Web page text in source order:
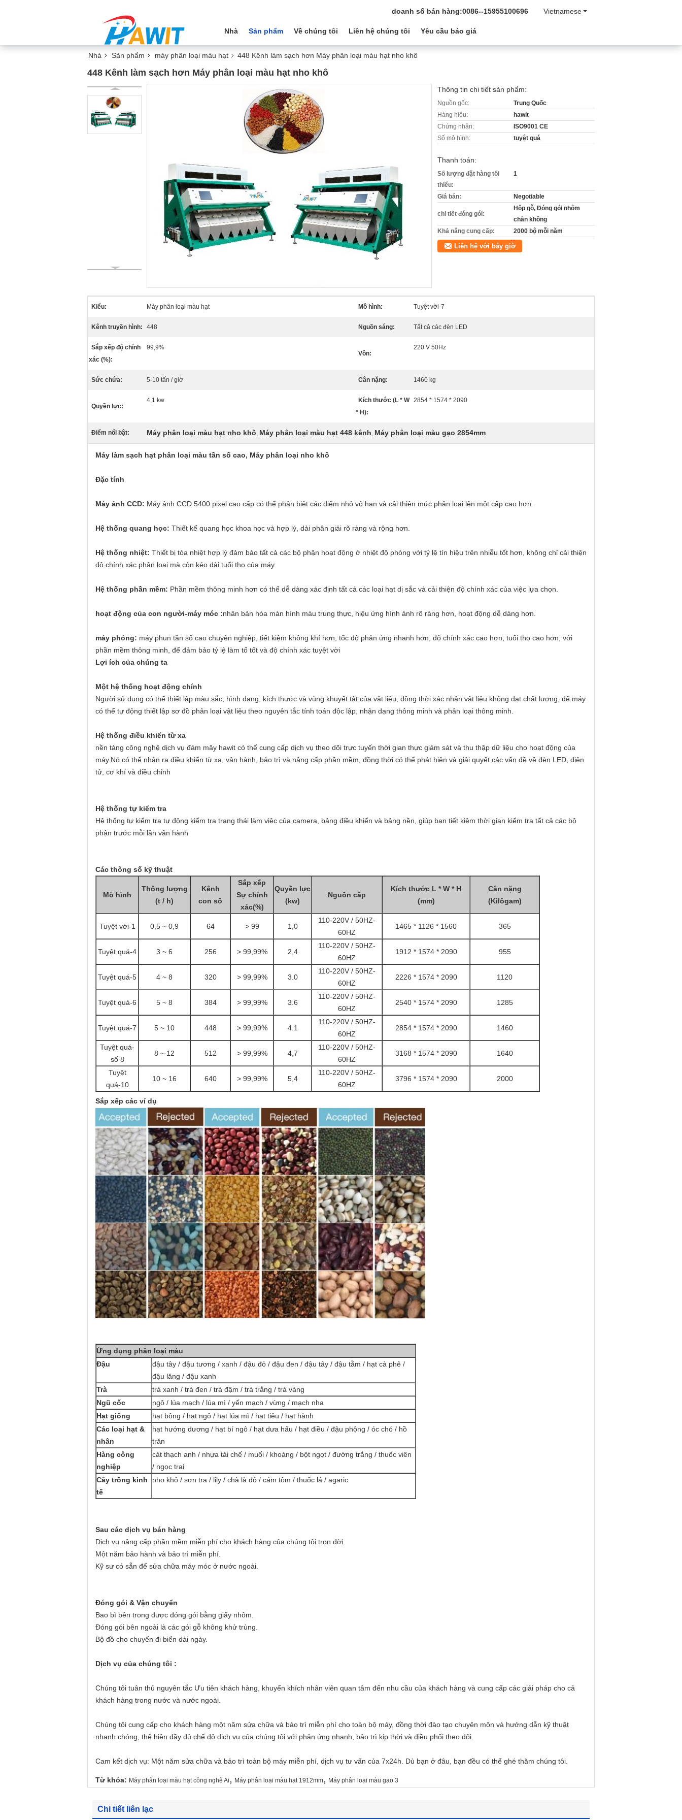
Vietnamese
doanh số bán hàng:0086--15955100696
Nhà Sản phẩm Về chúng tôi Liên hệ chúng tôi Yêu cầu báo giá
Nhà Sản phẩm máy phân loại màu hạt 448 Kênh làm sạch hơn Máy phân loại màu hạt nho khô
448 Kênh làm sạch hơn Máy phân loại màu hạt nho khô
Thông tin chi tiết sản phẩm:
Nguồn gốc:
Trung Quốc
Hàng hiệu:
hawit
Chứng nhận:
ISO9001 CE
Số mô hình:
tuyệt quá
Thanh toán:
Số lượng đặt hàng tối
thiểu:
1
Giá bán: Negotiable
chi tiết đóng gói:
Hộp gỗ, Đóng gói nhôm
chân không
Khả năng cung cấp:
2000 bộ mỗi năm
Liên hệ với bây giờ
Kiểu: Máy phân loại màu hạt Mô hình: Tuyệt vời-7
Kênh truyền hình: 448 Nguồn sáng: Tất cả các đèn LED
Sắp xếp độ chính
xác (%):
99,9%
Vôn:
220 V 50Hz
Sức chứa: 5-10 tấn / giờ Cân nặng: 1460 kg
Quyền lực:
4,1 kw
Kích thước (L * W
* H):
2854 * 1574 * 2090
Điểm nổi bật: Máy phân loại màu hạt nho khô, Máy phân loại màu hạt 448 kênh, Máy phân loại màu gạo 2854mm
Máy làm sạch hạt phân loại màu tần số cao, Máy phân loại nho khô
Đặc tính
Máy ảnh CCD: Máy ảnh CCD 5400 pixel cao cấp có thể phân biệt các điểm nhỏ vô hạn và cải thiện mức phân loại lên một cấp cao hơn.
Hệ thống quang học: Thiết kế quang học khoa học và hợp lý, dải phân giải rõ ràng và rộng hơn.
Hệ thống nhiệt: Thiết bị tỏa nhiệt hợp lý đảm bảo tất cả các bộ phận hoạt động ở nhiệt độ phòng với tỷ lệ tín hiệu trên nhiễu tốt hơn, không chỉ cải thiện
độ chính xác phân loại mà còn kéo dài tuổi thọ của máy.
Hệ thống phần mềm: Phần mềm thông minh hơn có thể dễ dàng xác định tất cả các loại hạt dị sắc và cải thiện độ chính xác của việc lựa chọn.
hoạt động của con người-máy móc :nhân bản hóa màn hình màu trung thực, hiệu ứng hình ảnh rõ ràng hơn, hoạt động dễ dàng hơn.
máy phóng: máy phun tần số cao chuyên nghiệp, tiết kiệm không khí hơn, tốc độ phản ứng nhanh hơn, độ chính xác cao hơn, tuổi thọ cao hơn, với
phần mềm thông minh, để đảm bảo tỷ lệ làm tổ tốt và độ chính xác tuyệt vời
Lợi ích của chúng ta
Một hệ thống hoạt động chính
Người sử dụng có thể thiết lập màu sắc, hình dạng, kích thước và vùng khuyết tật của vật liệu, đồng thời xác nhận vật liệu không đạt chất lượng, để máy
có thể tự động thiết lập sơ đồ phân loại vật liệu theo nguyên tắc tính toán độc lập, nhận dạng thông minh và phân loại thông minh.
Hệ thống điều khiển từ xa
nền tảng công nghệ dịch vụ đám mây hawit có thể cung cấp dịch vụ theo dõi trực tuyến thời gian thực giám sát và thu thập dữ liệu cho hoạt động của
máy.Nó có thể nhận ra điều khiển từ xa, vận hành, bảo trì và nâng cấp phần mềm, đồng thời có thể phát hiện và giải quyết các vấn đề về đèn LED, điện
tử, cơ khí và điều chỉnh
Hệ thống tự kiểm tra
Hệ thống tự kiểm tra tự động kiểm tra trạng thái làm việc của camera, bảng điều khiển và bảng nền, giúp bạn tiết kiệm thời gian kiểm tra tất cả các bộ
phận trước mỗi lần vận hành
Các thông số kỹ thuật
Mô hình
Thông lượng
(t / h)
Kênh
con số
Sắp xếp
Sự chính
xác(%)
Quyền lực
(kw)
Nguồn cấp
Kích thước L * W * H
(mm)
Cân nặng
(Kilôgam)
Tuyệt vời-1 0,5 ~ 0,9 64 > 99 1,0
110-220V / 50HZ-
60HZ
1465 * 1126 * 1560 365
Tuyệt quá-4 3 ~ 6 256 > 99,99% 2,4
110-220V / 50HZ-
60HZ
1912 * 1574 * 2090 955
Tuyệt quá-5 4 ~ 8 320 > 99,99% 3.0
110-220V / 50HZ-
60HZ
2226 * 1574 * 2090 1120
Tuyệt quá-6 5 ~ 8 384 > 99,99% 3.6
110-220V / 50HZ-
60HZ
2540 * 1574 * 2090 1285
Tuyệt quá-7 5 ~ 10 448 > 99,99% 4.1
110-220V / 50HZ-
60HZ
2854 * 1574 * 2090 1460
Tuyệt quá-
số 8
8 ~ 12 512 > 99,99% 4,7
110-220V / 50HZ-
60HZ
3168 * 1574 * 2090 1640
Tuyệt
quá-10
10 ~ 16 640 > 99,99% 5,4
110-220V / 50HZ-
60HZ
3796 * 1574 * 2090 2000
Sắp xếp các ví dụ
Ứng dụng phân loại màu
Đậu
đậu tây / đậu tương / xanh / đậu đỏ / đậu đen / đậu tây / đậu tằm / hạt cà phê /
đậu lăng / đậu xanh
Trà
trà xanh / trà đen / trà đậm / trà trắng / trà vàng
Ngũ cốc
ngô / lúa mạch / lúa mì / yến mạch / vừng / mạch nha
Hạt giống
hạt bông / hạt ngô / hạt lúa mì / hạt tiêu / hạt hành
Các loại hạt &
nhân
hạt hướng dương / hạt bí ngô / hạt dưa hấu / hạt điều / đậu phộng / óc chó / hồ
trăn
Hàng công
nghiệp
cát thạch anh / nhựa tái chế / muối / khoáng / bột ngọt / đường trắng / thuốc viên
/ ngọc trai
Cây trồng kinh
tế
nho khô / sơn tra / lily / chà là đỏ / cám tôm / thuốc lá / agaric
Sau các dịch vụ bán hàng
Dịch vụ nâng cấp phần mềm miễn phí cho khách hàng của chúng tôi trọn đời.
Một năm bảo hành và bảo trì miễn phí.
Kỹ sư có sẵn để sửa chữa máy móc ở nước ngoài.
Đóng gói & Vận chuyển
Bao bì bên trong được đóng gói bằng giấy nhôm.
Đóng gói bên ngoài là các gói gỗ không khử trùng.
Bộ đồ cho chuyến đi biển dài ngày.
Dịch vụ của chúng tôi :
Chúng tôi tuân thủ nguyên tắc Ưu tiên khách hàng, khuyến khích nhân viên quan tâm đến nhu cầu của khách hàng và cung cấp các giải pháp cho cả
khách hàng trong nước và nước ngoài.
Chúng tôi cung cấp cho khách hàng một năm sửa chữa và bảo trì miễn phí cho toàn bộ máy, đồng thời đào tạo chuyên môn và hướng dẫn kỹ thuật
nhanh chóng, thể hiện đầy đủ chế độ dịch vụ của chúng tôi với phản ứng nhanh, bảo trì kịp thời và điều phối theo dõi.
Cam kết dịch vụ: Một năm sửa chữa và bảo trì toàn bộ máy miễn phí, dịch vụ tư vấn của 7x24h. Dù bạn ở đâu, bạn đều có thể ghé thăm chúng tôi.
Từ khóa: Máy phân loại màu hạt công nghệ Ai , Máy phân loại màu hạt 1912mm, Máy phân loại màu gạo 3
Chi tiết liên lạc